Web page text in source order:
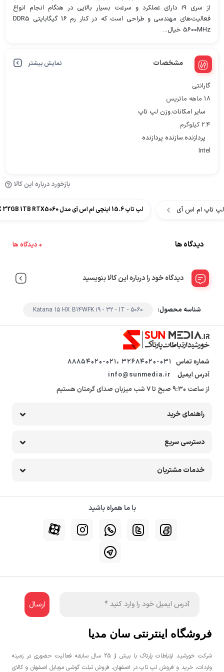
از سری i9 دارای عملکرد و سرعت بسیار بالایی در هنگام انجام انواع
فعالیت‌های مهندسی و طراحی است که در کنار رم 16 گیگابایتی DDR5
5600MHz خیال...
مشخصات نمایش بیشتر
گارانتی
18 ماهه ماتریس
سایر امکانات.وزن لپ تاپ
2.4 کیلوگرم
پردازنده.سازنده پردازنده
Intel
بازخورد درباره این کالا
لپ تاپ ام اس آی لپ تاپ 15.6 اینچی ام اس آی مدل MSI Katana 15 HX B14WFK i9 14900HX 32GB 1TB RTX5060
دیدگاه ها 0 دیدگاه ها
دیدگاه خود را درباره این کالا بنویسید
شناسه محصول: Katana 15 HX B14WFK i9 - 32 - 1T - 5060
شماره تماس 32684020-031 ،88854020-021
آدرس ایمیل
از ساعت 9:30 صبح تا 7 شب میزبان صدای گرمتان هستیم
راهنمای خرید
دسترسی سریع
خدمات مشتریان
با ما همراه باشید
فروشگاه اینترنتی سان مدیا
شرکت خورشید ارتباطات پارتاک با بیش از 25 سال سابقه فعالیت حضوری در زمینه
واردات، خرید و فروش لپ تاپ در اصفهان، فروش تبلت گوشی موبایل اصفهان و کالای